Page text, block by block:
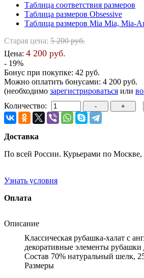
Таблица соответствия размеров
Таблица размеров Obsessive
Таблица размеров Mia Mia, Mia-
Старая цена: 5 200 руб.
Цена: 4 200 руб.
- 19%
Бонус при покупке: 42 руб.
Можно оплатить бонусами: 4 200 руб.
(необходимо зарегистрироваться или
Количество:
Доставка
По всей России. Курьерами по
Узнать условия
Оплата
Описание
Классическая рубашка-халат с
декоративные элементы
Состав 70% натуральный шелк,
Размеры